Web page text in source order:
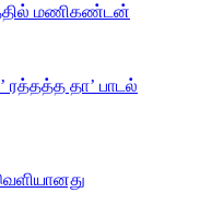
மணிகண்டன்
ரத்தத்த தா’ பாடல்